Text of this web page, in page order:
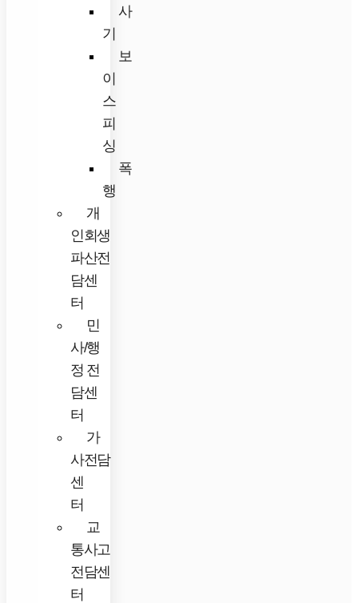
사
기
보
이
스
피
싱
폭
행
개
인회생
파산전
담센
터
민
사/행
정 전
담센
터
가
사전담
센
터
교
통사고
전담센
터